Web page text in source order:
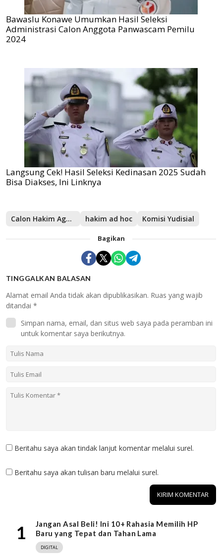
Bawaslu Konawe Umumkan Hasil Seleksi
Administrasi Calon Anggota Panwascam Pemilu
2024
Langsung Cek! Hasil Seleksi Kedinasan 2025 Sudah
Bisa Diakses, Ini Linknya
Calon Hakim Agung hakim ad hoc Komisi Yudisial
Bagikan
TINGGALKAN BALASAN
Alamat email Anda tidak akan dipublikasikan. Ruas yang wajib
ditandai *
Simpan nama, email, dan situs web saya pada peramban ini
untuk komentar saya berikutnya.
Beritahu saya akan tindak lanjut komentar melalui surel.
Beritahu saya akan tulisan baru melalui surel.
1
Jangan Asal Beli! Ini 10+ Rahasia Memilih HP
Baru yang Tepat dan Tahan Lama
DIGITAL